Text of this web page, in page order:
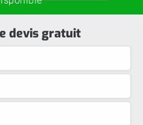
devis gratuit